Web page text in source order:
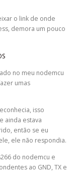
o link de onde
demora um pouco
no meu nodemcu
umas
isso
ainda estava
então se eu
ele não respondia.
do nodemcu e
ao GND, TX e